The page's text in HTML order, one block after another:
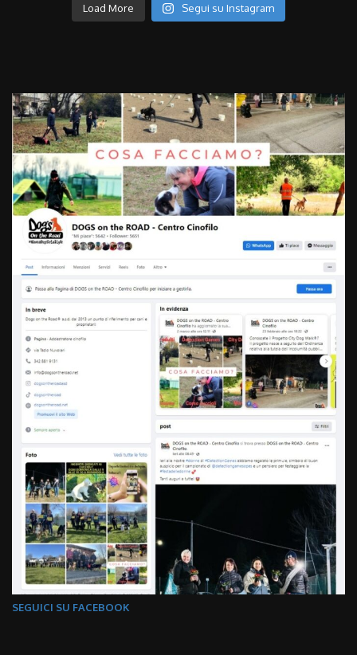
Load More Segui su Instagram
SEGUICI SU FACEBOOK